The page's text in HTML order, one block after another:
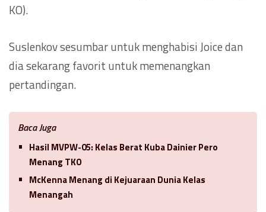
KO).
Suslenkov sesumbar untuk menghabisi Joice dan
dia sekarang favorit untuk memenangkan
pertandingan.
Baca Juga
Hasil MVPW-05: Kelas Berat Kuba Dainier Pero
Menang TKO
McKenna Menang di Kejuaraan Dunia Kelas
Menangah